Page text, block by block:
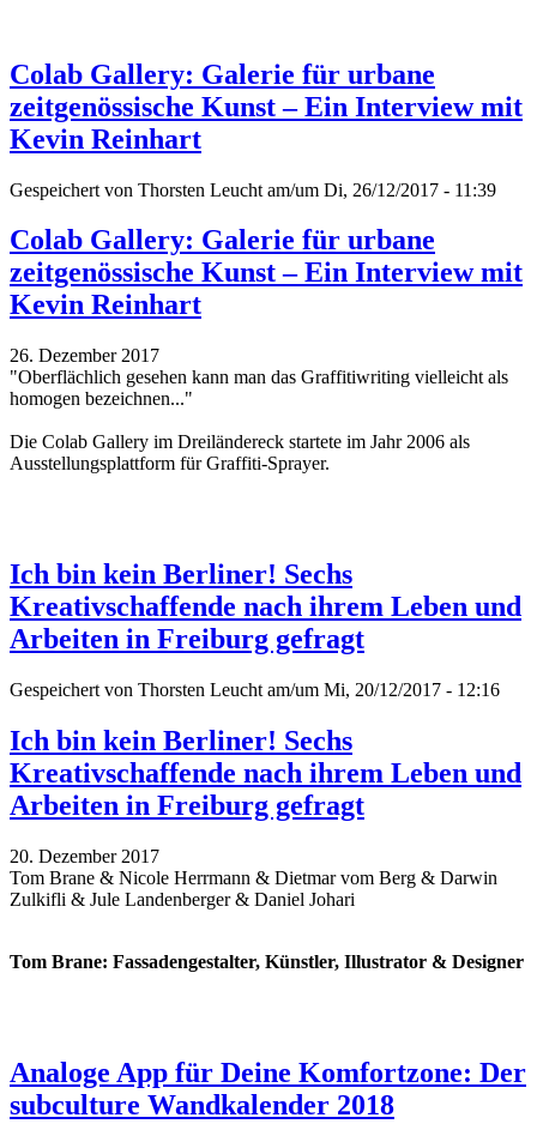
Colab Gallery: Galerie für urbane
zeitgenössische Kunst – Ein Interview mit
Kevin Reinhart
Gespeichert von Thorsten Leucht am/um Di, 26/12/2017 - 11:39
Colab Gallery: Galerie für urbane
zeitgenössische Kunst – Ein Interview mit
Kevin Reinhart
26. Dezember 2017
"Oberflächlich gesehen kann man das Graffitiwriting vielleicht als
homogen bezeichnen..."
Die Colab Gallery im Dreiländereck startete im Jahr 2006 als
Ausstellungsplattform für Graffiti-Sprayer.
Ich bin kein Berliner! Sechs
Kreativschaffende nach ihrem Leben und
Arbeiten in Freiburg gefragt
Gespeichert von Thorsten Leucht am/um Mi, 20/12/2017 - 12:16
Ich bin kein Berliner! Sechs
Kreativschaffende nach ihrem Leben und
Arbeiten in Freiburg gefragt
20. Dezember 2017
Tom Brane & Nicole Herrmann & Dietmar vom Berg & Darwin
Zulkifli & Jule Landenberger & Daniel Johari
Tom Brane: Fassadengestalter, Künstler, Illustrator & Designer
Analoge App für Deine Komfortzone: Der
subculture Wandkalender 2018